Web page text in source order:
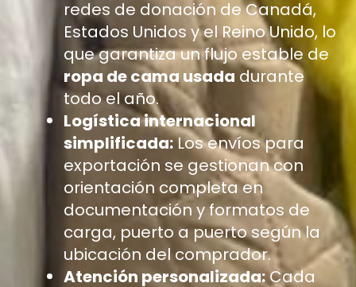
redes de donación de Canadá,
Estados Unidos y el Reino Unido, lo
que garantiza un flujo estable de
ropa de cama usada durante
todo el año.
Logística internacional
simplificada:Los envíos para
exportación se gestionan con
orientación completa en
documentación y formatos de
carga, puerto a puerto según la
ubicación del comprador.
Atención personalizada:Cada